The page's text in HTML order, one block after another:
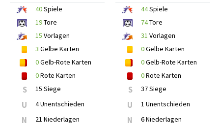
40Spiele
19Tore
15 Vorlagen
3 Gelbe Karten
0Gelb-Rote Karten
0Rote Karten
S 15 Siege
U 4 Unentschieden
N 21 Niederlagen
44Spiele
74Tore
31 Vorlagen
0Gelbe Karten
0Gelb-Rote Karten
0Rote Karten
S 37 Siege
U 1 Unentschieden
N 6 Niederlagen